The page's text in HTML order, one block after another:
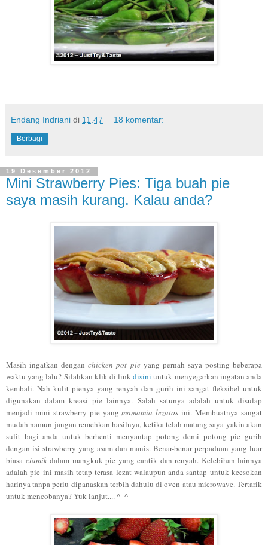
Endang Indriani di 11.47 18 komentar:
Berbagi
19 Desember 2012
Mini Strawberry Pies: Tiga buah pie
saya masih kurang. Kalau anda?
Masih ingatkan dengan chicken pot pieyang pernah saya posting beberapa
waktu yang lalu? Silahkan klik di linkdisini untuk menyegarkan ingatan anda
kembali. Nah kulit pienya yang renyah dan gurih ini sangat fleksibel untuk
digunakan dalam kreasi pie lainnya. Salah satunya adalah untukdisulap
menjadi mini strawberry pie yang mamamia lezatos ini. Membuatnya sangat
mudahnamun jangan remehkan hasilnya, ketikatelah matang saya yakinakan
sulit bagi anda untuk berhenti menyantap potong demi potong pie gurih
dengan isi strawberry yang asam dan manis. Benar-benar perpaduan yang luar
biasa ciamik dalam mangkuk pie yang cantik dan renyah. Kelebihan lainnya
adalah pie ini masih tetap terasa lezat walaupun anda santap untuk keesokan
harinya tanpa perlu dipanaskan terbih dahulu di oven atau microwave.Tertarik
untuk mencobanya? Yuk lanjut.... ^_^